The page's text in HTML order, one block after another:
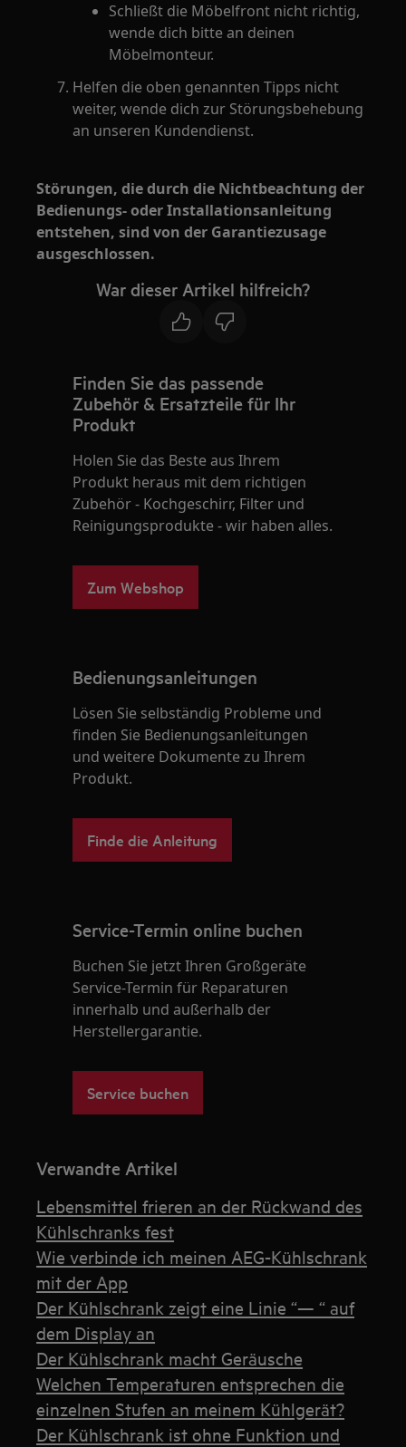
Schließt die Möbelfront nicht richtig,
wende dich bitte an deinen
Möbelmonteur.
Helfen die oben genannten Tipps nicht
weiter, wende dich zur Störungsbehebung
an unseren Kundendienst.
Störungen, die durch die Nichtbeachtung der
Bedienungs- oder Installationsanleitung
entstehen, sind von der Garantiezusage
ausgeschlossen.
War dieser Artikel hilfreich?
Finden Sie das passende
Zubehör & Ersatzteile für Ihr
Produkt
Holen Sie das Beste aus Ihrem
Produkt heraus mit dem richtigen
Zubehör - Kochgeschirr, Filter und
Reinigungsprodukte - wir haben alles.
Zum Webshop
Bedienungsanleitungen
Lösen Sie selbständig Probleme und
finden Sie Bedienungsanleitungen
und weitere Dokumente zu Ihrem
Produkt.
Finde die Anleitung
Service-Termin online buchen
Buchen Sie jetzt Ihren Großgeräte
Service-Termin für Reparaturen
innerhalb und außerhalb der
Herstellergarantie.
Service buchen
Verwandte Artikel
Lebensmittel frieren an der Rückwand des
Kühlschranks fest
Wie verbinde ich meinen AEG-Kühlschrank
mit der App
Der Kühlschrank zeigt eine Linie “— “ auf
dem Display an
Der Kühlschrank macht Geräusche
Welchen Temperaturen entsprechen die
einzelnen Stufen an meinem Kühlgerät?
Der Kühlschrank ist ohne Funktion und